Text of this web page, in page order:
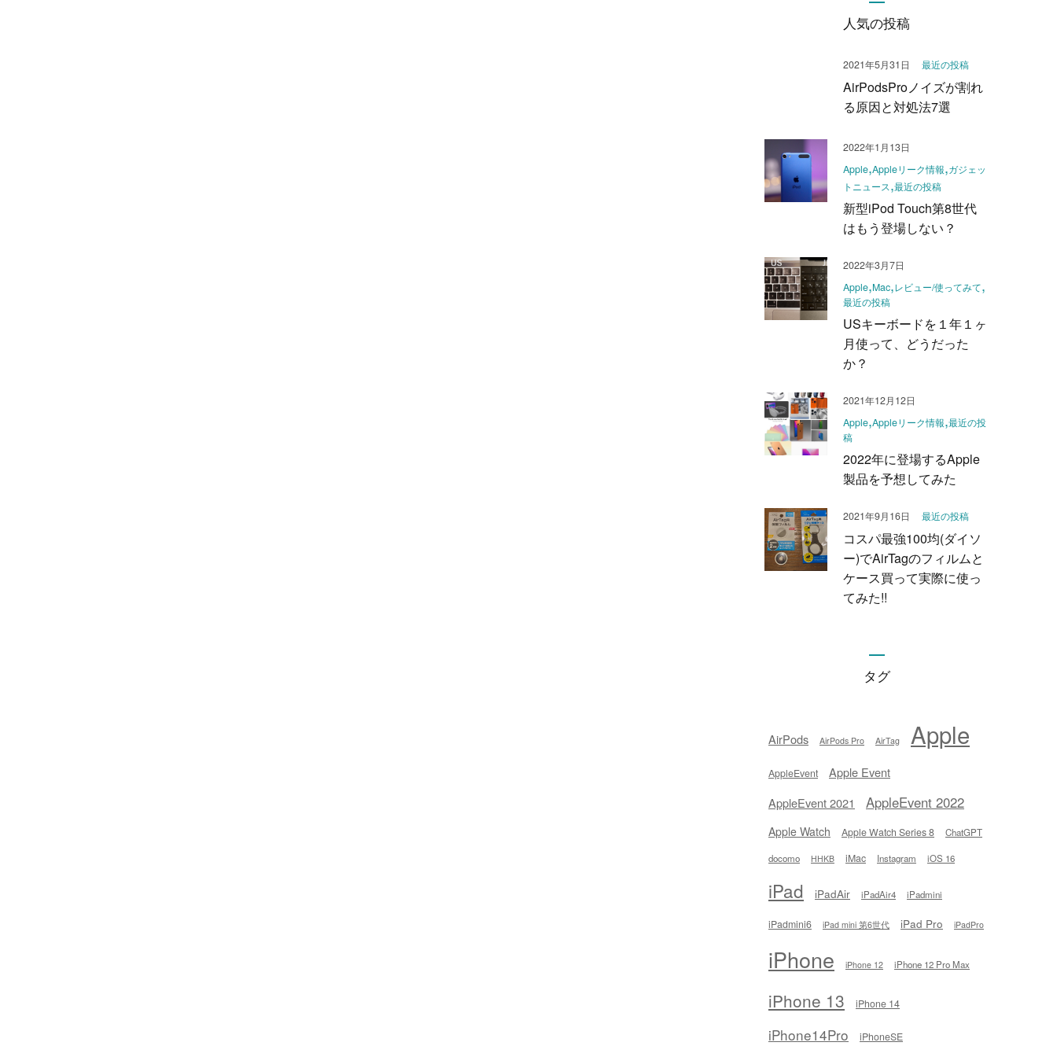
人気の投稿
最近の投稿
AirPodsProノイズが割れ
る原因と対処法7選
2021年5月31日
Apple Appleリーク情報 ガジェッ
トニュース 最近の投稿
新型iPod Touch第8世代
はもう登場しない？
2022年1月13日
Apple Mac レビュー/使ってみて
最近の投稿
USキーボードを１年１ヶ
月使って、どうだった
か？
2022年3月7日
Apple Appleリーク情報 最近の投
稿
2022年に登場するApple
製品を予想してみた
2021年12月12日
最近の投稿
コスパ最強100均(ダイソ
ー)でAirTagのフィルムと
ケース買って実際に使っ
てみた!!
2021年9月16日
タグ
AirPods AirPods Pro AirTag Apple
AppleEvent
Apple Event
AppleEvent 2021
AppleEvent 2022
Apple Watch Apple Watch Series 8 ChatGPT
docomo HHKB iMac Instagram iOS 16
iPad iPadAir iPadAir4 iPadmini
iPadmini6 iPad mini 第6世代 iPad Pro iPadPro
iPhone iPhone 12 iPhone 12 Pro Max
iPhone 13 iPhone 14
iPhone14Pro iPhoneSE